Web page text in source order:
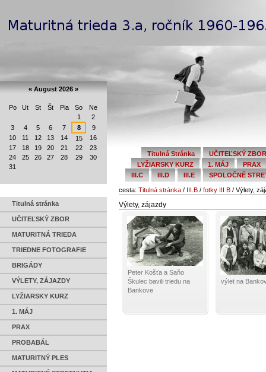
Titulná Stránka
UČITEĽSKÝ ZBOR
LYŽIARSKY KURZ
1. MÁJ
PRAX
III.C
III.D III.E SPOLOČNÉ
cesta: Titulná stránka / III.B / fotky III B / Výlety,
Výlety, zájazdy
Peter Košťa a Saňo
Škulec bavili triedu na
Bankove
výlet na
«August 2026»
Po Ut St Št Pia So
Ne
1
2
3
4 5 6 7 8
9
10
11 12 13 14 15
16
17
18 19 20 21 22
23
24
25 26 27 28 29
30
31
Titulná stránka
UČITEĽSKÝ ZBOR
MATURITNÁ TRIEDA
TRIEDNE FOTOGRAFIE
BRIGÁDY
VÝLETY, ZÁJAZDY
LYŽIARSKY KURZ
1. MÁJ
PRAX
PROBABÁL
MATURITNÝ PLES